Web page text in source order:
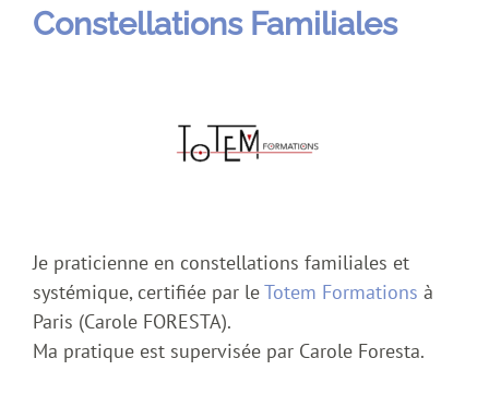
Constellations Familiales
Je praticienne en constellations familiales et
systémique, certifiée par leTotem Formations à
Paris (Carole FORESTA).
Ma pratique est supervisée par Carole Foresta.